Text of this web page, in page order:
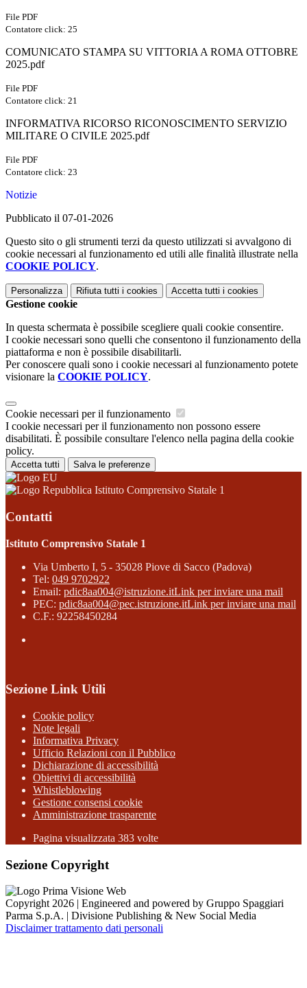
File PDF
Contatore click: 25
COMUNICATO STAMPA SU VITTORIA A ROMA OTTOBRE
2025.pdf
File PDF
Contatore click: 21
INFORMATIVA RICORSO RICONOSCIMENTO SERVIZIO
MILITARE O CIVILE 2025.pdf
File PDF
Contatore click: 23
Notizie
Pubblicato il 07-01-2026
Questo sito o gli strumenti terzi da questo utilizzati si avvalgono di
cookie necessari al funzionamento ed utili alle finalità illustrate nella
COOKIE POLICY.
Personalizza Rifiuta tutti i cookies Accetta tutti i cookies
Gestione cookie
In questa schermata è possibile scegliere quali cookie consentire.
I cookie necessari sono quelli che consentono il funzionamento della
piattaforma e non è possibile disabilitarli.
Per conoscere quali sono i cookie necessari al funzionamento potete
visionare la COOKIE POLICY.
Cookie necessari per il funzionamento
I cookie necessari per il funzionamento non possono essere
disabilitati. È possibile consultare l'elenco nella pagina della cookie
policy.
Accetta tutti Salva le preferenze
Istituto Comprensivo Statale 1
Contatti
Istituto Comprensivo Statale 1
Via Umberto I, 5 - 35028 Piove di Sacco (Padova)
Tel: 049 9702922
Email: pdic8aa004@istruzione.itLink per inviare una mail
PEC: pdic8aa004@pec.istruzione.itLink per inviare una mail
C.F.: 92258450284
Sezione Link Utili
Cookie policy
Note legali
Informativa Privacy
Ufficio Relazioni con il Pubblico
Dichiarazione di accessibilità
Obiettivi di accessibilità
Whistleblowing
Gestione consensi cookie
Amministrazione trasparente
Pagina visualizzata 383 volte
Sezione Copyright
Copyright 2026 | Engineered and powered by Gruppo Spaggiari
Parma S.p.A. | Divisione Publishing & New Social Media
Disclaimer trattamento dati personali